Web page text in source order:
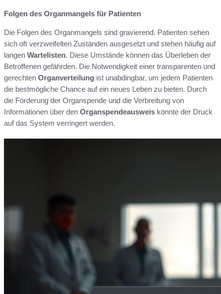
Folgen des Organmangels für Patienten
Die Folgen des Organmangels sind gravierend. Patienten sehen
sich oft verzweifelten Zuständen ausgesetzt und stehen häufig auf
langen Wartelisten. Diese Umstände können das Überleben der
Betroffenen gefährden. Die Notwendigkeit einer transparenten und
gerechten Organverteilung ist unabdingbar, um jedem Patienten
die bestmögliche Chance auf ein neues Leben zu bieten. Durch
die Förderung der Organspende und die Verbreitung von
Informationen über den Organspendeausweis könnte der Druck
auf das System verringert werden.